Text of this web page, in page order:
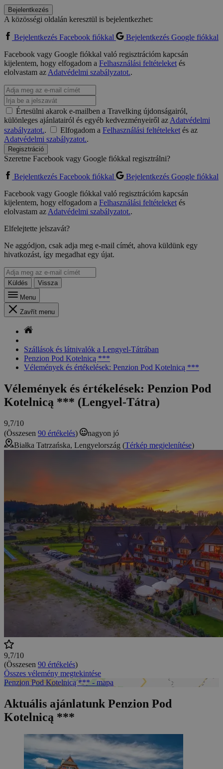
Bejelentkezés
A közösségi oldalán keresztül is bejelentkezhet:
Bejelentkezés Facebook fiókkal
Bejelentkezés Google fiókkal
Facebook vagy Google fiókkal való regisztrációm kapcsán
kijelentem, hogy elfogadom a Felhasználási feltételeketés
elolvastam azAdatvédelmi szabályzatot..
Értesülni akarok e-mailben a Travelking újdonságairól,
különleges ajánlatairól és egyéb kedvezményeiről azAdatvédelmi
szabályzatot.. Elfogadom a Felhasználási feltételeketés az
Adatvédelmi szabályzatot..
Regisztráció
Szeretne Facebook vagy Google fiókkal regisztrálni?
Bejelentkezés Facebook fiókkal
Bejelentkezés Google fiókkal
Facebook vagy Google fiókkal való regisztrációm kapcsán
kijelentem, hogy elfogadom a Felhasználási feltételeketés
elolvastam azAdatvédelmi szabályzatot..
Elfelejtette jelszavát?
Ne aggódjon, csak adja meg e-mail címét, ahova küldünk egy
hivatkozást, így megadhat egy újat.
Küldés
Vissza
Menu
Zavřít menu
Szállások és látnivalók a Lengyel-Tátrában
Penzion Pod Kotelnicą ***
Vélemények és értékelések: Penzion Pod Kotelnicą ***
Vélemények és értékelések: Penzion Pod
Kotelnicą *** (Lengyel-Tátra)
9,7/10
(Összesen 90 értékelés)
nagyon jó
Białka Tatrzańska, Lengyelország (Térkép megjelenítése)
9,7/10
(Összesen 90 értékelés)
Összes vélemény megtekintése
Penzion Pod Kotelnicą *** - mapa
Aktuális ajánlatunk Penzion Pod
Kotelnicą ***